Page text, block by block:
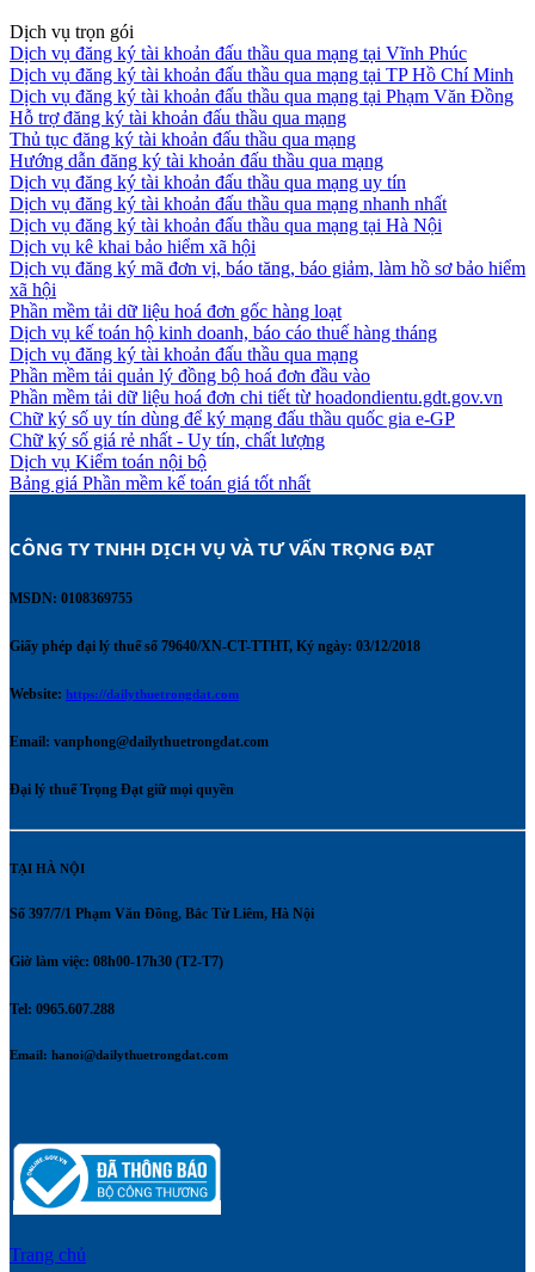
Dịch vụ trọn gói
Dịch vụ đăng ký tài khoản đấu thầu qua mạng tại Vĩnh Phúc
Dịch vụ đăng ký tài khoản đấu thầu qua mạng tại TP Hồ Chí Minh
Dịch vụ đăng ký tài khoản đấu thầu qua mạng tại Phạm Văn Đồng
Hỗ trợ đăng ký tài khoản đấu thầu qua mạng
Thủ tục đăng ký tài khoản đấu thầu qua mạng
Hướng dẫn đăng ký tài khoản đấu thầu qua mạng
Dịch vụ đăng ký tài khoản đấu thầu qua mạng uy tín
Dịch vụ đăng ký tài khoản đấu thầu qua mạng nhanh nhất
Dịch vụ đăng ký tài khoản đấu thầu qua mạng tại Hà Nội
Dịch vụ kê khai bảo hiểm xã hội
Dịch vụ đăng ký mã đơn vị, báo tăng, báo giảm, làm hồ sơ bảo hiểm
xã hội
Phần mềm tải dữ liệu hoá đơn gốc hàng loạt
Dịch vụ kế toán hộ kinh doanh, báo cáo thuế hàng tháng
Dịch vụ đăng ký tài khoản đấu thầu qua mạng
Phần mềm tải quản lý đồng bộ hoá đơn đầu vào
Phần mềm tải dữ liệu hoá đơn chi tiết từ hoadondientu.gdt.gov.vn
Chữ ký số uy tín dùng để ký mạng đấu thầu quốc gia e-GP
Chữ ký số giá rẻ nhất - Uy tín, chất lượng
Dịch vụ Kiểm toán nội bộ
Bảng giá Phần mềm kế toán giá tốt nhất
CÔNG TY TNHH DỊCH VỤ VÀ TƯ VẤN TRỌNG ĐẠT
MSDN: 0108369755
Giấy phép đại lý thuế số 79640/XN-CT-TTHT, Ký ngày: 03/12/2018
Website: https://dailythuetrongdat.com
Email: vanphong@dailythuetrongdat.com
Đại lý thuế Trọng Đạt giữ mọi quyền
TẠI HÀ NỘI
Số 397/7/1 Phạm Văn Đồng, Bắc Từ Liêm, Hà Nội
Giờ làm việc: 08h00-17h30 (T2-T7)
Tel: 0965.607.288
Email: hanoi@dailythuetrongdat.com
Trang chủ